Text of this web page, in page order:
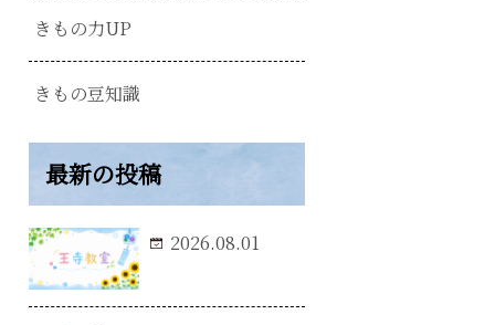
きもの力UP
きもの豆知識
最新の投稿
2026.08.01